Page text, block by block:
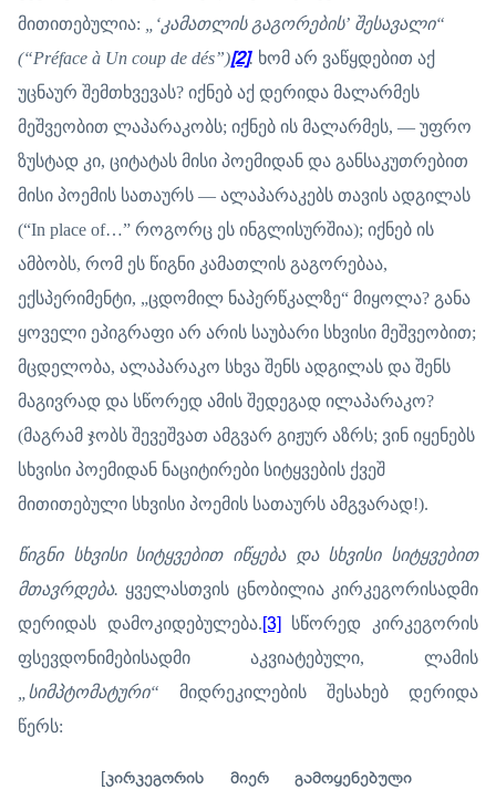
მითითებულია:
„‘კამათლის გაგორების’ შესავალი“
(“Préface à Un coup de dés”)[2]. ხომ არ ვაწყდებით აქ
უცნაურ შემთხვევას? იქნებ აქ დერიდა მალარმეს
მეშვეობით ლაპარაკობს; იქნებ ის მალარმეს, — უფრო
ზუსტად კი, ციტატას მისი პოემიდან და განსაკუთრებით
მისი პოემის სათაურს — ალაპარაკებს თავის ადგილას
(“In place of…” როგორც ეს ინგლისურშია); იქნებ ის
ამბობს, რომ ეს წიგნი კამათლის გაგორებაა,
ექსპერიმენტი, „ცდომილ ნაპერწკალზე“ მიყოლა? განა
ყოველი ეპიგრაფი არ არის საუბარი სხვისი მეშვეობით;
მცდელობა, ალაპარაკო სხვა შენს ადგილას და შენს
მაგივრად და სწორედ ამის შედეგად ილაპარაკო?
(მაგრამ ჯობს შევეშვათ ამგვარ გიჟურ აზრს; ვინ იყენებს
სხვისი პოემიდან ნაციტირები სიტყვების ქვეშ
მითითებული სხვისი პოემის სათაურს ამგვარად!).
წიგნი სხვისი სიტყვებით იწყება და სხვისი სიტყვებით
მთავრდება. ყველასთვის ცნობილია კირკეგორისადმი
დერიდას დამოკიდებულება.[3] სწორედ კირკეგორის
ფსევდონიმებისადმი აკვიატებული, ლამის
„სიმპტომატური“ მიდრეკილების შესახებ დერიდა
წერს:
[კირკეგორის მიერ გამოყენებული